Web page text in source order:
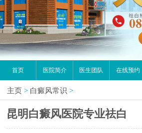
首页 医院简介 医生团队 在线预约
主页 > 白癜风常识 >
昆明白癜风医院专业祛白